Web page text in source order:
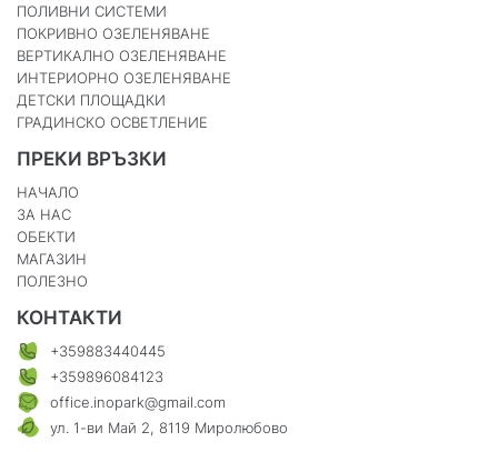
ПОЛИВНИ СИСТЕМИ
ПОКРИВНО ОЗЕЛЕНЯВАНЕ
ВЕРТИКАЛНО ОЗЕЛЕНЯВАНЕ
ИНТЕРИОРНО ОЗЕЛЕНЯВАНЕ
ДЕТСКИ ПЛОЩАДКИ
ГРАДИНСКО ОСВЕТЛЕНИЕ
ПРЕКИ ВРЪЗКИ
НАЧАЛО
ЗА НАС
ОБЕКТИ
МАГАЗИН
ПОЛЕЗНО
КОНТАКТИ
+359883440445
+359896084123
office.inopark@gmail.com
ул. 1-ви Май 2, 8119 Миролюбово